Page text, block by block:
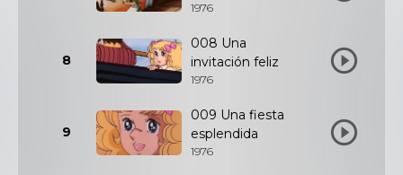
1976
8
008 Una
invitación feliz
1976
9
009 Una fiesta
esplendida
1976